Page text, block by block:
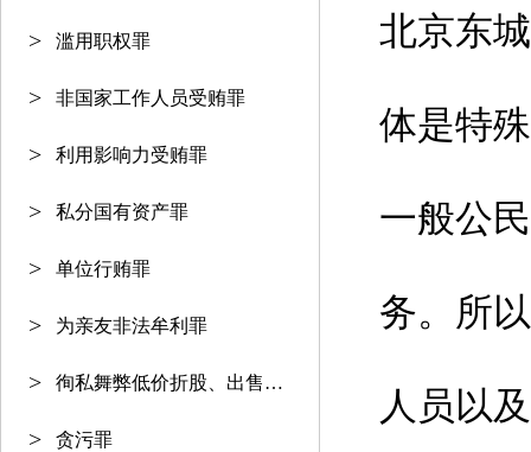
滥用职权罪
非国家工作人员受贿罪
利用影响力受贿罪
私分国有资产罪
单位行贿罪
为亲友非法牟利罪
徇私舞弊低价折股、出售国有资产
贪污罪
北京东
体是特
一般公
务。所
人员以